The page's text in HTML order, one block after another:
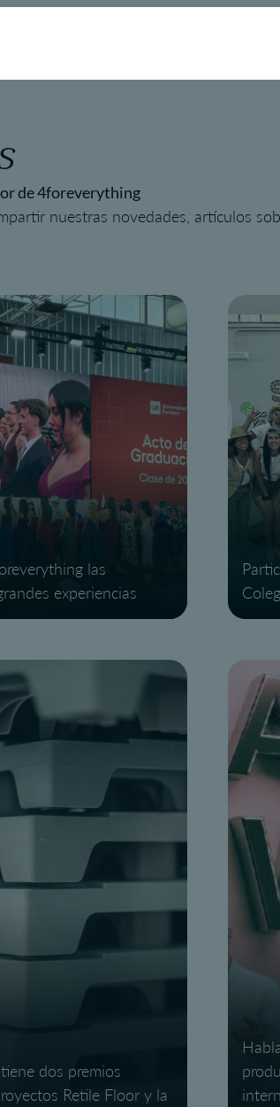
de 4foreverything
nuestras novedades, artículos
las
experiencias
dos premios
Retile Floor y la